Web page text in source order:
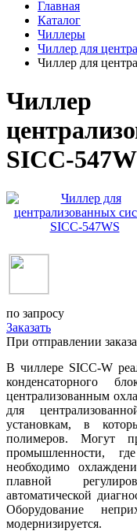
Главная
Каталог
Чиллеры
Чиллер для
Чиллер для
SICC-
по запросу
Заказать
При отправлении
В чиллере SICС-W
конденсаторного
централизованным
для
установкам, в
полимеров. Могут
промышленности,
необходимо
плавной
автоматической
Оборудование
модернизируется.